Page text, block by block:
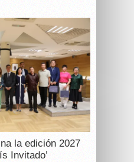
la edición 2027
Invitado’